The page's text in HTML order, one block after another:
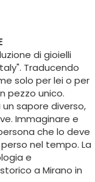
di gioielli
Traducendo
solo per lei o per
pezzo unico.
sapore diverso,
Immaginare e
che lo deve
nel tempo. La
e
a Mirano in